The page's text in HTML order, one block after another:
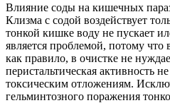
Влияние соды на кишечных
Клизма с содой воздействует
тонкой кишке воду не пускает
является проблемой, потому
как правило, в очистке не
перистальтическая активность
токсическим отложениям.
гельминтозного поражения